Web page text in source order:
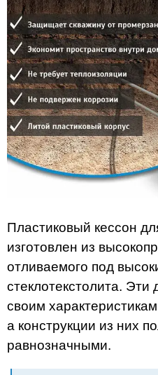
Пластиковый кессон
изготовлен из
отливаемого под
стеклотекстолита. Эти
своим
а конструкции из них
равнозначными.